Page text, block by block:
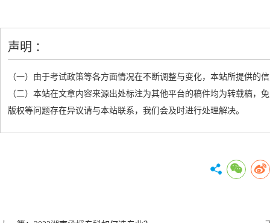
声明 ：
（一）由于考试政策等各方面情况在不断调整与变化，本站所提供的
（二）本站在文章内容来源出处标注为其他平台的稿件均为转载稿
版权等问题存在异议请与本站联系，我们会及时进行处理解决。